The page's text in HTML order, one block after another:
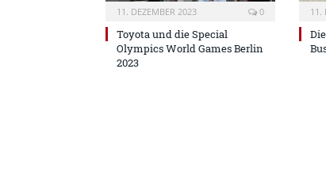
11. DEZEMBER 2023 0
Toyota und die Special
Olympics World Games Berlin
2023
11.